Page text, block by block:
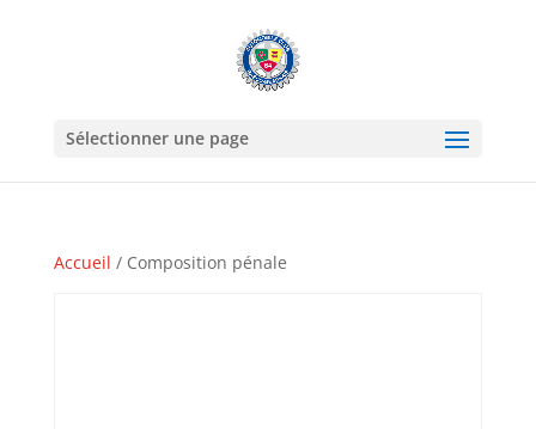
Sélectionner une page
Accueil / Composition pénale